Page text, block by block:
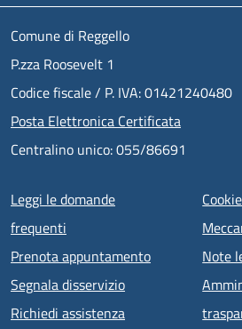
Comune di Reggello
P.zza Roosevelt 1
Codice fiscale / P. IVA: 01421240480
Posta Elettronica Certificata
Centralino unico: 055/86691
Menu piè di pagina
Leggi le domande
frequenti
Prenota appuntamento
Segnala disservizio
Richiedi assistenza
Note